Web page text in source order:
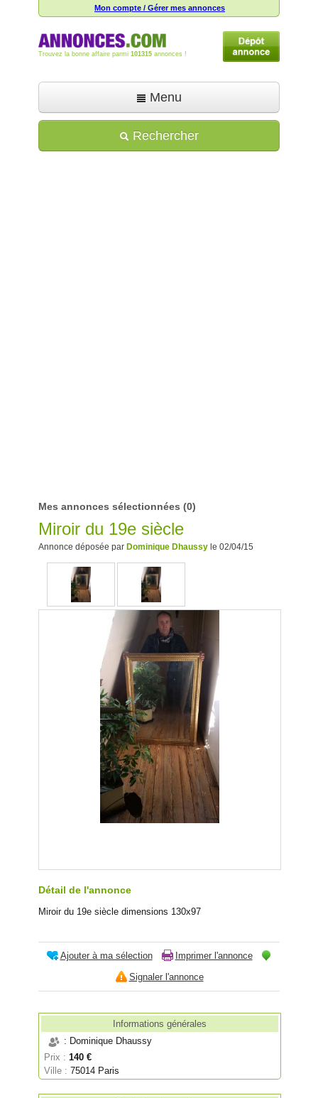
Mon compte / Gérer mes annonces
Trouvez la bonne affaire parmi 101315 annonces !
Menu
Déposer une annonce
Rechercher
Mes annonces sélectionnées (0)
Miroir du 19e siècle
Annonce déposée par Dominique Dhaussy le 02/04/15
Détail de l'annonce
Miroir du 19e siècle dimensions 130x97
Ajouter à ma sélection
Imprimer l'annonce
Signaler l'annonce
Informations générales
: Dominique Dhaussy
Prix : 140 €
Ville :75014 Paris